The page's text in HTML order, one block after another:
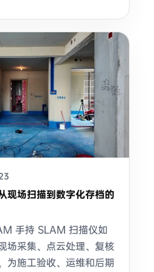
现场扫描到数字化存档的
手持 SLAM 扫描仪如
场采集、点云处理、复核
为施工验收、运维和后期